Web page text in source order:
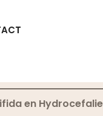
en Hydrocefalie